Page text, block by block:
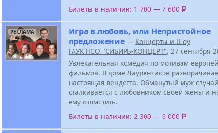
Билеты в наличии: 1 700 — 7 600
РЕКЛАМА
Игра в любовь, или Непристойное
предложение — Концерты и Шоу
ГАУК НСО "СИБИРЬ-КОНЦЕРТ", 27 сентября
Увлекательная комедия по мотивам
фильмов. В доме Лаурентисов
настоящая вендетта. Обманутый муж
сталкивается с любовником своей жены и
ему отомстить.
Билеты в наличии: 2 300 — 6 000